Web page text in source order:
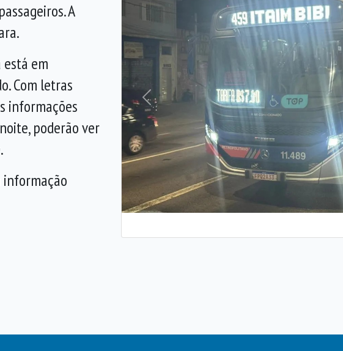
Anterior
A
em
Com letras
informações
poderão ver
informação